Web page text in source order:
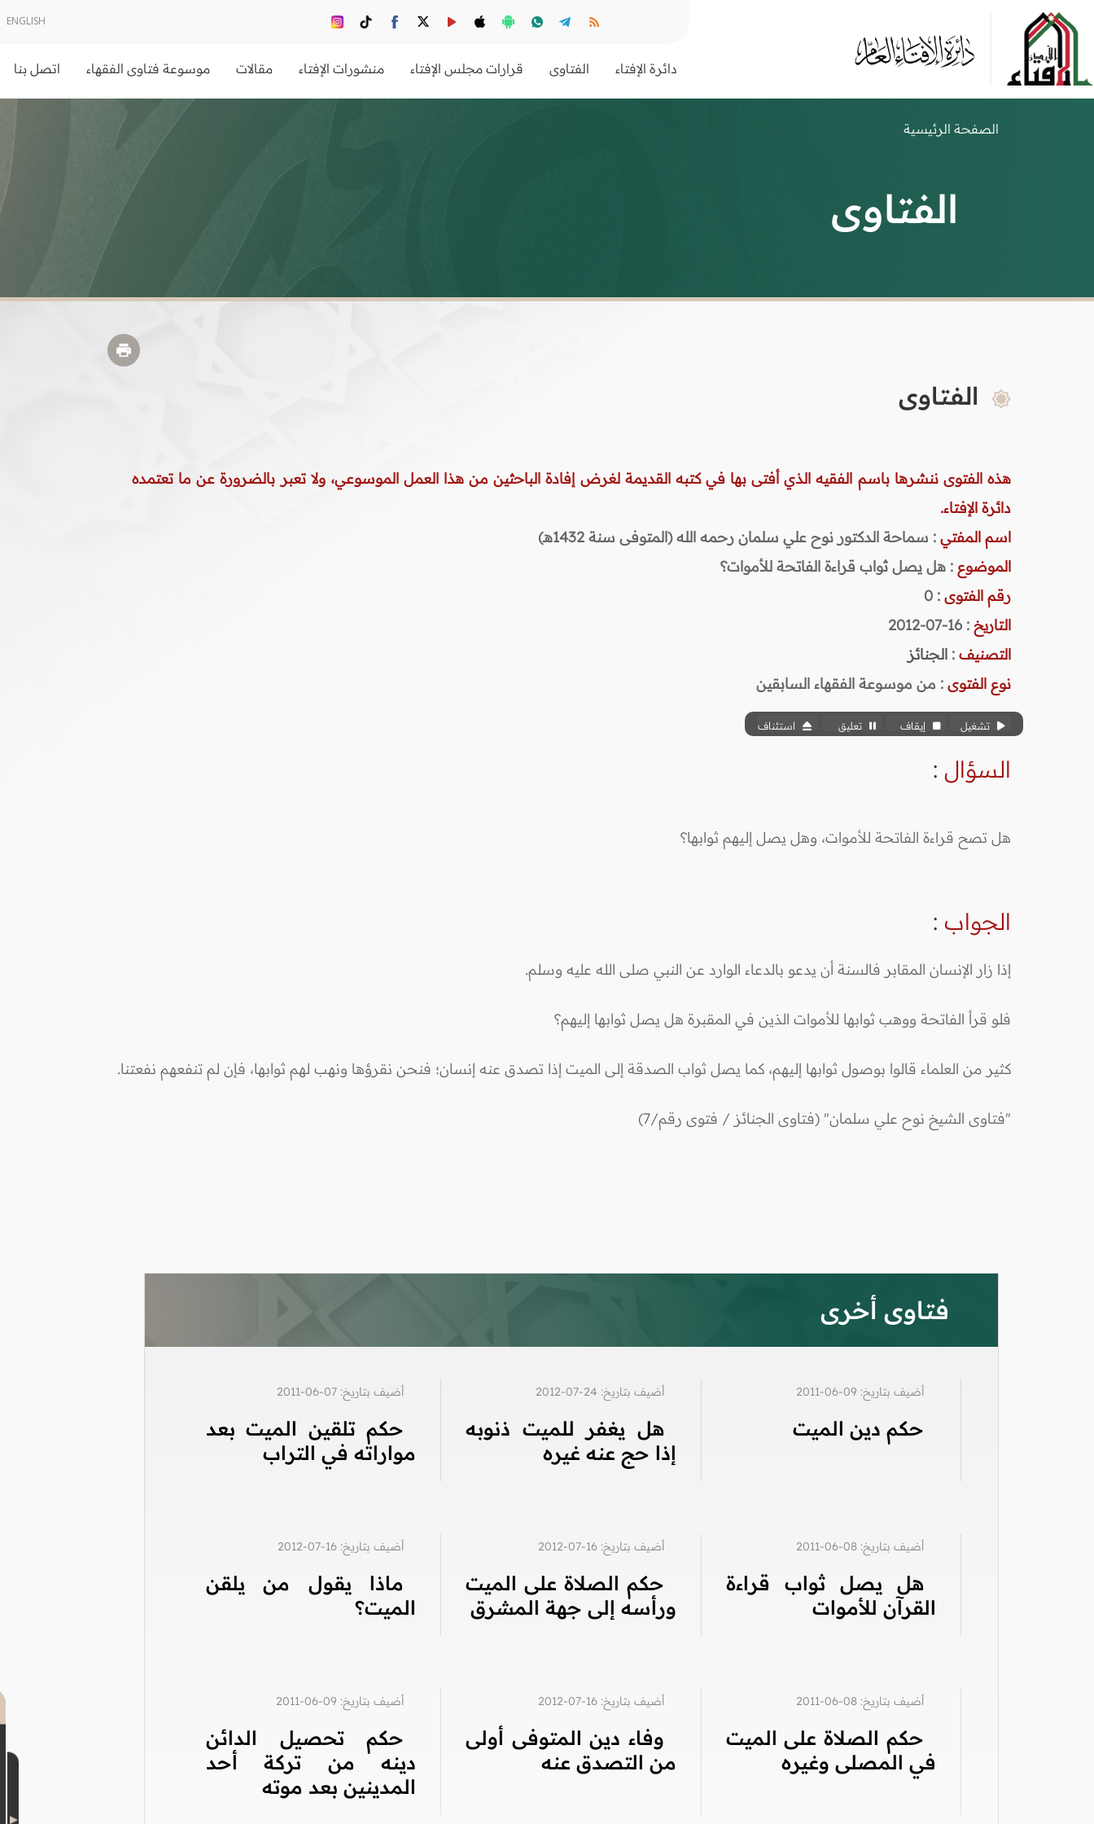
ENGLISH
دائرة الإفتاء الفتاوى قرارات مجلس الإفتاء منشورات الإفتاء مقالات موسوعة فتاوى الفقهاء اتصل بنا
الصفحة الرئيسية
الفتاوى
الفتاوى
هذه الفتوى ننشرها باسم الفقيه الذي أفتى بها في كتبه القديمة لغرض إفادة الباحثين من هذا العمل الموسوعي، ولا تعبر بالضرورة عن ما تعتمده
دائرة الإفتاء.
اسم المفتي : سماحة الدكتور نوح علي سلمان رحمه الله (المتوفى سنة 1432هـ)
الموضوع : هل يصل ثواب قراءة الفاتحة للأموات؟
رقم الفتوى :
0
التاريخ : 16-07-2012
التصنيف : الجنائز
نوع الفتوى : من موسوعة الفقهاء السابقين
تشغيل إيقاف تعليق استئناف
السؤال :
هل تصح قراءة الفاتحة للأموات، وهل يصل إليهم ثوابها؟
الجواب :
إذا زار الإنسان المقابر فالسنة أن يدعو بالدعاء الوارد عن النبي صلى الله عليه وسلم.
فلو قرأ الفاتحة ووهب ثوابها للأموات الذين في المقبرة هل يصل ثوابها إليهم؟
كثير من العلماء قالوا بوصول ثوابها إليهم، كما يصل ثواب الصدقة إلى الميت إذا تصدق عنه إنسان؛ فنحن نقرؤها ونهب لهم ثوابها، فإن لم تنفعهم نفعتنا.
"فتاوى الشيخ نوح علي سلمان" (فتاوى الجنائز / فتوى رقم/7)
فتاوى أخرى
أضيف بتاريخ: 09-06-2011
حكم دين الميت
أضيف بتاريخ: 24-07-2012
هل يغفر للميت ذنوبه
إذا حج عنه غيره
أضيف بتاريخ: 07-06-2011
حكم تلقين الميت بعد
مواراته في التراب
أضيف بتاريخ: 08-06-2011
هل يصل ثواب قراءة
القرآن للأموات
أضيف بتاريخ: 16-07-2012
حكم الصلاة على الميت
ورأسه إلى جهة المشرق
أضيف بتاريخ: 16-07-2012
ماذا يقول من يلقن
الميت؟
أضيف بتاريخ: 08-06-2011
حكم الصلاة على الميت
في المصلى وغيره
أضيف بتاريخ: 16-07-2012
وفاء دين المتوفى أولى
من التصدق عنه
أضيف بتاريخ: 09-06-2011
حكم تحصيل الدائن
دينه من تركة أحد
المدينين بعد موته